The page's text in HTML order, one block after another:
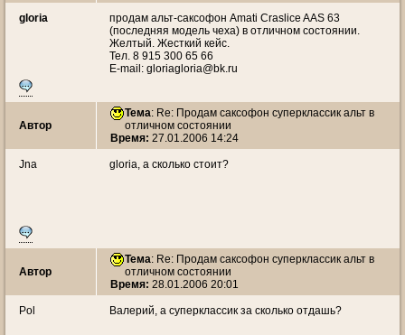
gloria
продам альт-саксофон Amati Craslice AAS 63
(последняя модель чеха) в отличном состоянии.
Желтый. Жесткий кейс.
Тел. 8 915 300 65 66
E-mail: gloriagloria@bk.ru
Автор
Тема: Re: Продам саксофон суперклассик альт в
отличном состоянии
Время: 27.01.2006 14:24
Jna gloria, а сколько стоит?
Автор
Тема: Re: Продам саксофон суперклассик альт в
отличном состоянии
Время: 28.01.2006 20:01
Pol Валерий, а суперклассик за сколько отдашь?